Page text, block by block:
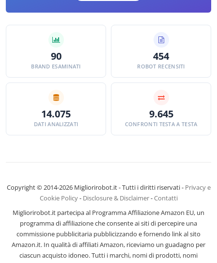
90
BRAND ESAMINATI
454
ROBOT RECENSITI
14.075
DATI ANALIZZATI
9.645
CONFRONTI TESTA A TESTA
Copyright © 2014-2026 Migliorirobot.it - Tutti i diritti riservati - Privacy e
Cookie Policy- Disclosure & Disclaimer-Contatti
Migliorirobot.it partecipa al Programma Affiliazione Amazon EU, un
programma di affiliazione che consente ai siti di percepire una
commissione pubblicitaria pubblicizzando e fornendo link al sito
Amazon.it. In qualità di affiliati Amazon, riceviamo un guadagno per
ciascun acquisto idoneo. Tutti i marchi, nomi di prodotti, nomi